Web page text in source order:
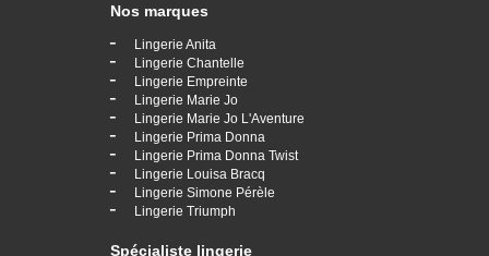
Nos marques
- Lingerie Anita
- Lingerie Chantelle
- Lingerie Empreinte
- Lingerie Marie Jo
- Lingerie Marie Jo L'Aventure
- Lingerie Prima Donna
- Lingerie Prima Donna Twist
- Lingerie Louisa Bracq
- Lingerie Simone Pérèle
- Lingerie Triumph
Spécialiste lingerie